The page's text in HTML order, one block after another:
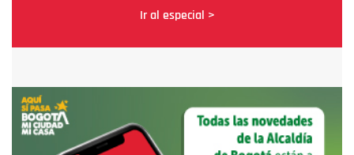
Ir al especial >